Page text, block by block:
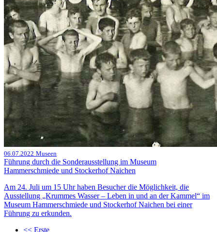
06.07.2022 Museen
Führung durch die Sonderausstellung im Museum
Hammerschmiede und Stockerhof Naichen
Am 24. Juli um 15 Uhr haben Besucher die Möglichkeit, die
Ausstellung „Krummes Wasser – Leben in und an der Kammel“ im
Museum Hammerschmiede und Stockerhof Naichen bei einer
Führung zu erkunden.
<< Erste